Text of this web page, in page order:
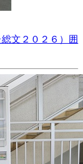
文２０２６）囲